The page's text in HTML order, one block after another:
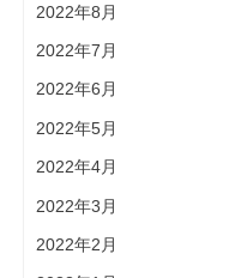
2022年8月
2022年7月
2022年6月
2022年5月
2022年4月
2022年3月
2022年2月